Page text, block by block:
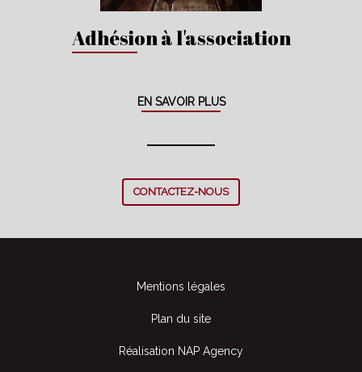
Adhésion à l'association
EN SAVOIR PLUS
CONTACTEZ-NOUS
Mentions légales
Plan du site
Réalisation NAP Agency